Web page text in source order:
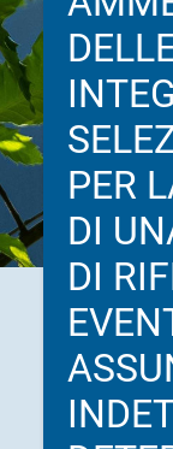
PER
DI
DI